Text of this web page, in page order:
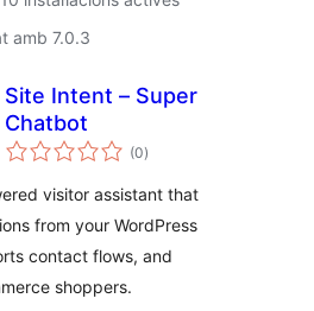
amb 7.0.3
Site Intent – Super
Chatbot
(0puntuacions
totals
)
visitor assistant that
from your WordPress
contact flows, and
shoppers.